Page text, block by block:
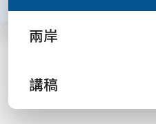
兩岸
講稿